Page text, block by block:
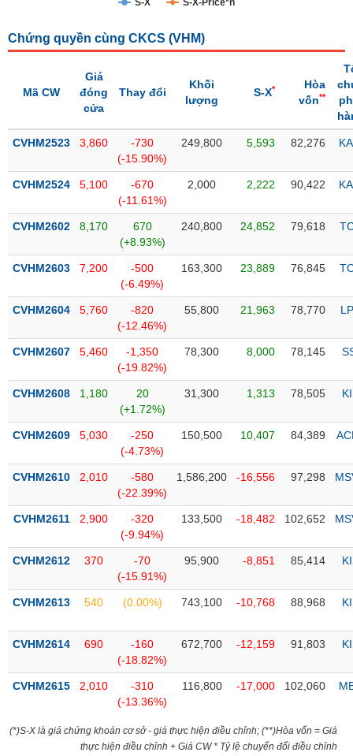
thái
thị
Niêm
Niêm
mới
yết
bổ
Hủy
yết
dõi
biệt
được
ký
Danh
ETF
phiếu
tiết
S-X S-X-Price*n
Chứng quyền cùng CKCS (VHM)
Mã CW
Giá
đóng
cửa
Thay đổi
Khối
lượng
S-X*
Hòa
vốn**
CVHM2523 3,860
-730
(-15.90%)
249,800 5,593 82,276
CVHM2524 5,100
-670
(-11.61%)
2,000 2,222 90,422
CVHM2602 8,170
670
(+8.93%)
240,800 24,852 79,618
CVHM2603 7,200
-500
(-6.49%)
163,300 23,889 76,845
CVHM2604 5,760
-820
(-12.46%)
55,800 21,963 78,770
CVHM2607 5,460
-1,350
(-19.82%)
78,300 8,000 78,145
CVHM2608 1,180
20
(+1.72%)
31,300 1,313 78,505
CVHM2609 5,030
-250
(-4.73%)
150,500 10,407 84,389
CVHM2610 2,010
-580
(-22.39%)
1,586,200 -16,556 97,298
CVHM2611 2,900
-320
(-9.94%)
133,500 -18,482 102,652
CVHM2612 370
-70
(-15.91%)
95,900 -8,851 85,414
CVHM2613 540 (0.00%) 743,100 -10,768 88,968
CVHM2614 690
-160
(-18.82%)
672,700 -12,159 91,803
CVHM2615 2,010
-310
(-13.36%)
116,800 -17,000 102,060
(*)S-X là giá chứng khoán cơ sở - giá thực hiện điều chỉnh; (**)Hòa vốn = Giá
thực hiện điều chỉnh + Giá CW * Tỷ lệ chuyển đổi điều chỉnh
NGÀNH
NGHIỆP
PHIẾU
PHÁI
TRÁI
PHIẾU
CÔNG
CỤ
TƯ
DỮ
LIỆU
MỚI
Ngành
(-)
SECTOR